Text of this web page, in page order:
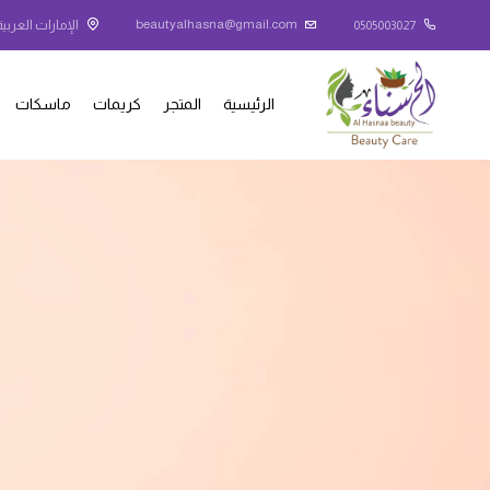
0505003027
beautyalhasna@gmail.com الإمارات
الرئيسية المتجر كريمات ماسكات